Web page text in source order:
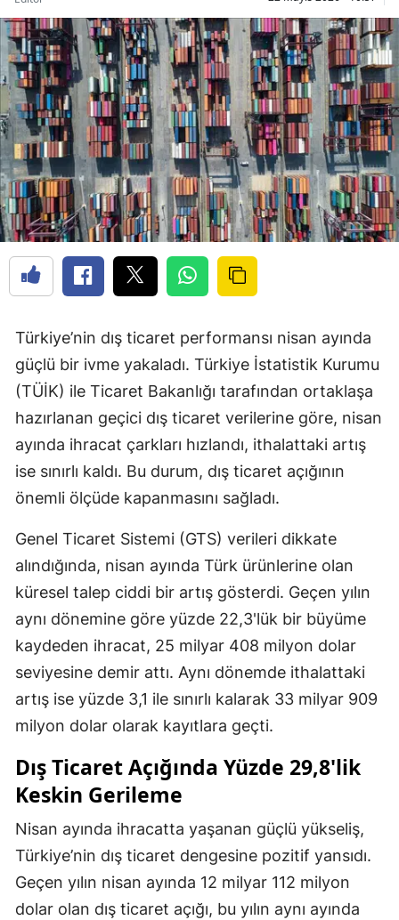
Türkiye’nin dış ticaret performansı nisan ayında
güçlü bir ivme yakaladı. Türkiye İstatistik Kurumu
(TÜİK) ile Ticaret Bakanlığı tarafından ortaklaşa
hazırlanan geçici dış ticaret verilerine göre, nisan
ayında ihracat çarkları hızlandı, ithalattaki artış
ise sınırlı kaldı. Bu durum, dış ticaret açığının
önemli ölçüde kapanmasını sağladı.
Genel Ticaret Sistemi (GTS) verileri dikkate
alındığında, nisan ayında Türk ürünlerine olan
küresel talep ciddi bir artış gösterdi. Geçen yılın
aynı dönemine göre yüzde 22,3'lük bir büyüme
kaydeden ihracat, 25 milyar 408 milyon dolar
seviyesine demir attı. Aynı dönemde ithalattaki
artış ise yüzde 3,1 ile sınırlı kalarak 33 milyar 909
milyon dolar olarak kayıtlara geçti.
Dış Ticaret Açığında Yüzde 29,8'lik
Keskin Gerileme
Nisan ayında ihracatta yaşanan güçlü yükseliş,
Türkiye’nin dış ticaret dengesine pozitif yansıdı.
Geçen yılın nisan ayında 12 milyar 112 milyon
dolar olan dış ticaret açığı, bu yılın aynı ayında